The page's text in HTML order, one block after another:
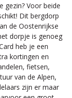
gezin? Voor beide
Dit bergdorp
de Oostenrijkse
dorpje is genoeg
heb je een
kortingen en
fietsen,
van de Alpen,
zijn er maar